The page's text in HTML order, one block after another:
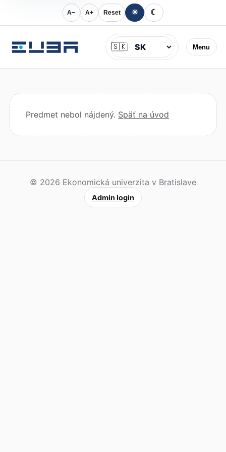
A− A+ Reset ☀ ☾
Menu
Jazyk
🇸🇰
Predmet nebol nájdený. Späť na úvod
© 2026 Ekonomická univerzita v Bratislave
Admin login